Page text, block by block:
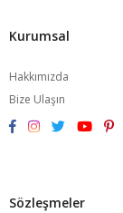
Kurumsal
Hakkımızda
Bize Ulaşın
Sözleşmeler